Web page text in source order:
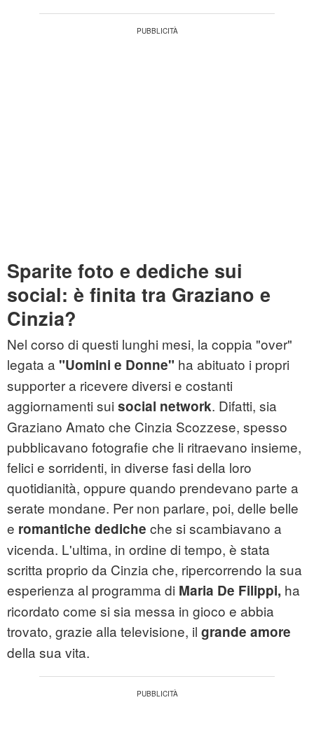
Sparite foto e dediche sui
social: è finita tra Graziano e
Cinzia?
Nel corso di questi lunghi mesi, la coppia "over"
legata a "Uomini e Donne" ha abituato i propri
supporter a ricevere diversi e costanti
aggiornamenti sui social network. Difatti, sia
Graziano Amato che Cinzia Scozzese, spesso
pubblicavano fotografie che li ritraevano insieme,
felici e sorridenti, in diverse fasi della loro
quotidianità, oppure quando prendevano parte a
serate mondane. Per non parlare, poi, delle belle
e romantiche dediche che si scambiavano a
vicenda. L'ultima, in ordine di tempo, è stata
scritta proprio da Cinzia che, ripercorrendo la sua
esperienza al programma di Maria De Filippi, ha
ricordato come si sia messa in gioco e abbia
trovato, grazie alla televisione, il grande amore
della sua vita.